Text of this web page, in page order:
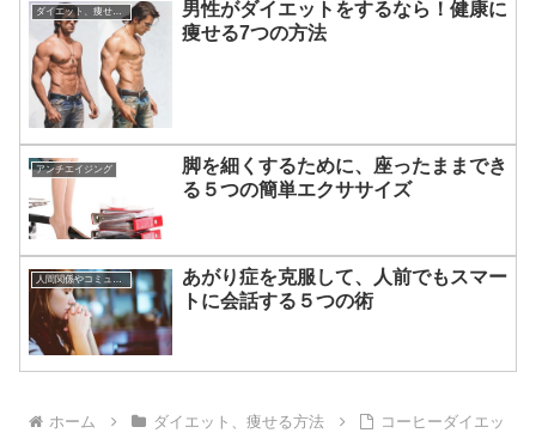
ダイエット、痩せる方法
男性がダイエットをするなら！健康に
痩せる7つの方法
アンチエイジング
脚を細くするために、座ったままでき
る５つの簡単エクササイズ
人間関係やコミュニケーションの術
あがり症を克服して、人前でもスマー
トに会話する５つの術
ホーム ダイエット、痩せる方法
コーヒーダイエッ